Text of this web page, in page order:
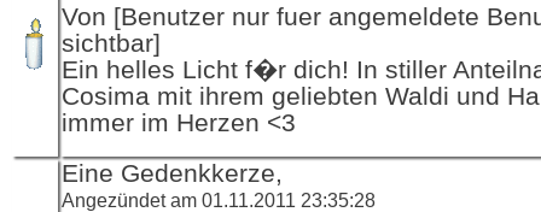
Von [Benutzer nur fuer angemeldete
sichtbar]
Ein helles Licht f�r dich! In stiller
Cosima mit ihrem geliebten Waldi und
immer im Herzen <3
Eine Gedenkkerze,
Angezündet am 01.11.2011 23:35:28